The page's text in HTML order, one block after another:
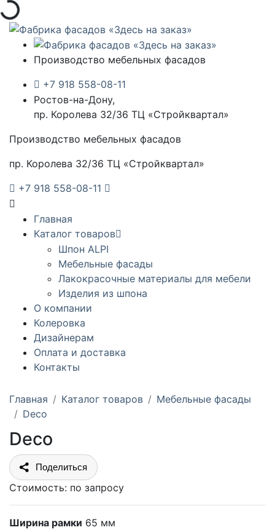
Производство мебельных фасадов
+7 918 558-08-11
Ростов-на-Дону,
пр. Королева 32/36 ТЦ «Стройквартал»
Производство мебельных фасадов
пр. Королева 32/36 ТЦ «Стройквартал»
+7 918 558-08-11
Главная
Каталог товаров
Шпон ALPI
Мебельные фасады
Лакокрасочные материалы для мебели
Изделия из шпона
О компании
Колеровка
Дизайнерам
Оплата и доставка
Контакты
Главная Каталог товаров
Мебельные фасады
Deco
Deco
Поделиться
Стоимость: по запросу
Ширина рамки 65 мм